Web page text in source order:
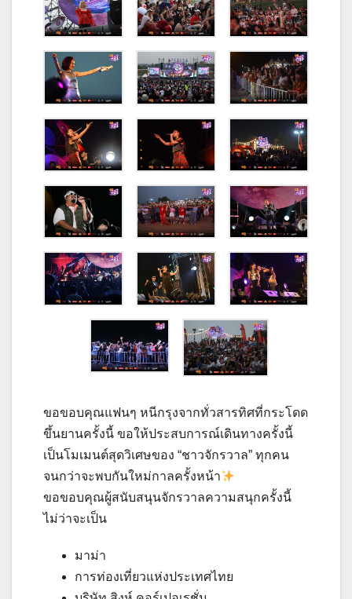
ขอขอบคุณแฟนๆ หนีกรุงจากทั่วสารทิศที่กระโดด
ขึ้นยานครั้งนี้ ขอให้ประสบการณ์เดินทางครั้งนี้
เป็นโมเมนต์สุดวิเศษของ “ชาวจักรวาล” ทุกคน
จนกว่าจะพบกันใหม่กาลครั้งหน้า
ขอขอบคุณผู้สนับสนุนจักรวาลความสนุกครั้งนี้
ไม่ว่าจะเป็น
มาม่า
การท่องเที่ยวแห่งประเทศไทย